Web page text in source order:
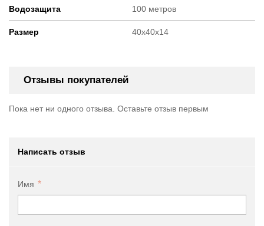
Водозащита 100 метров
Размер 40x40x14
Отзывы покупателей
Пока нет ни одного отзыва. Оставьте отзыв первым
Написать отзыв
Имя